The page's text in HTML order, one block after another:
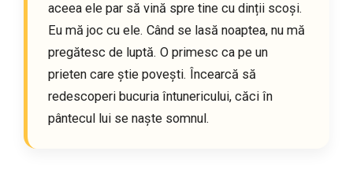
aceea ele par să vină spre tine cu dinții scoși.
Eu mă joc cu ele. Când se lasă noaptea, nu mă
pregătesc de luptă. O primesc ca pe un
prieten care știe povești. Încearcă să
redescoperi bucuria întunericului, căci în
pântecul lui se naște somnul.